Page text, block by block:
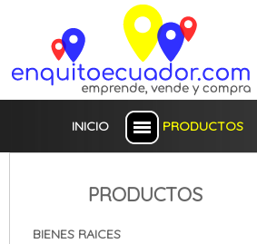
INICIO PRODUCTOS
PRODUCTOS
BIENES RAICES